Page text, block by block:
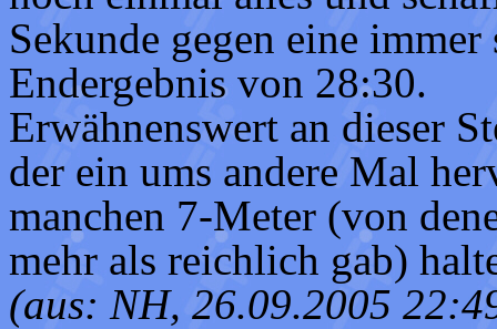
Sekunde gegen eine
Endergebnis von 28:30.
Erwähnenswert an dieser
der ein ums andere Mal
manchen 7-Meter (von
mehr als reichlich gab)
(aus: NH, 26.09.2005